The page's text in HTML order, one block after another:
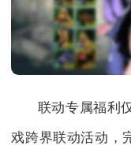
联动专属福利
戏跨界联动活动，